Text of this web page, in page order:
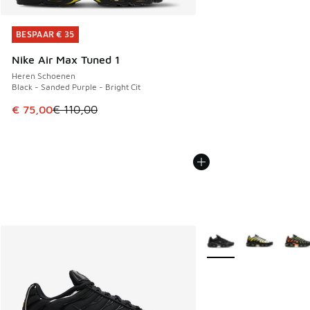
BESPAAR € 35
Nike Air Max Tuned 1
Heren Schoenen
Black - Sanded Purple - Bright Cit
Dit artikel is in de uitverkoop. Dit artikel is in de
€ 75,00€ 110,00
BESPAAR € 35
Meer kleuren